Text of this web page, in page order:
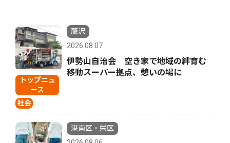
トップニュ
ース
社会
藤沢
2026.08.07
伊勢山自治会 空き家で地域の絆育む
移動スーパー拠点、憩いの場に
港南区・栄区